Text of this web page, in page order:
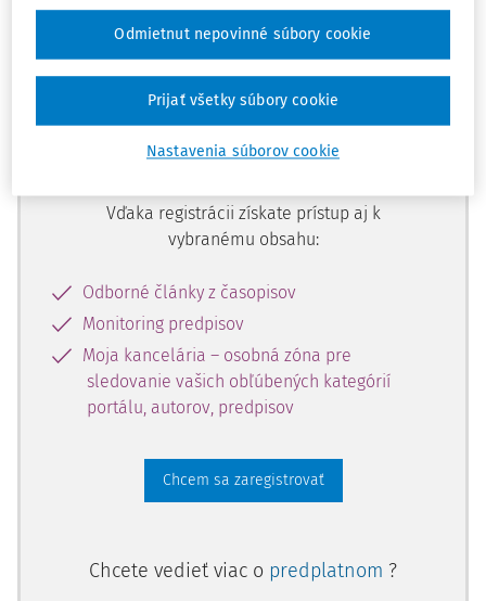
Celý odborný obsah z tejto oblasti je
dostupný predplatiteľom portálu.
Odomknite si prístup k odbornému
obsahu a získajte prístup na 10 dní
zdarma, stačí sa len zaregistrovať.
Vďaka registrácii získate prístup aj k
vybranému obsahu:
Odborné články z časopisov
Monitoring predpisov
Moja kancelária – osobná zóna pre
sledovanie vašich obľúbených kategórií
portálu, autorov, predpisov
Chcem sa zaregistrovať
Chcete vedieť viac o predplatnom ?
Nastavenia súborov cookie
Odmietnut nepovinné súbory cookie
Prijať všetky súbory cookie